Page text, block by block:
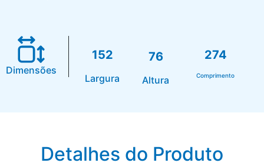
Dimensões
152
Largura
76
Altura
274
Comprimento
Detalhes do Produto